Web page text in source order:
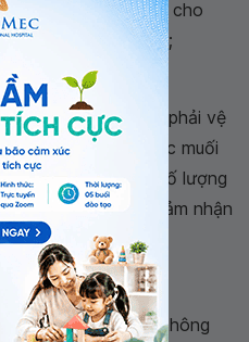
thi hãy vệ sinh mắt cho
lý trẻ em hàng ngày;
mặt cho bé.
mũi, lưỡi cũng cần phải vệ
có thể sử dụng nước muối
lưỡi để làm giảm số lượng
miệng và giúp trẻ cảm nhận
dưới 1 tháng tuổikhông